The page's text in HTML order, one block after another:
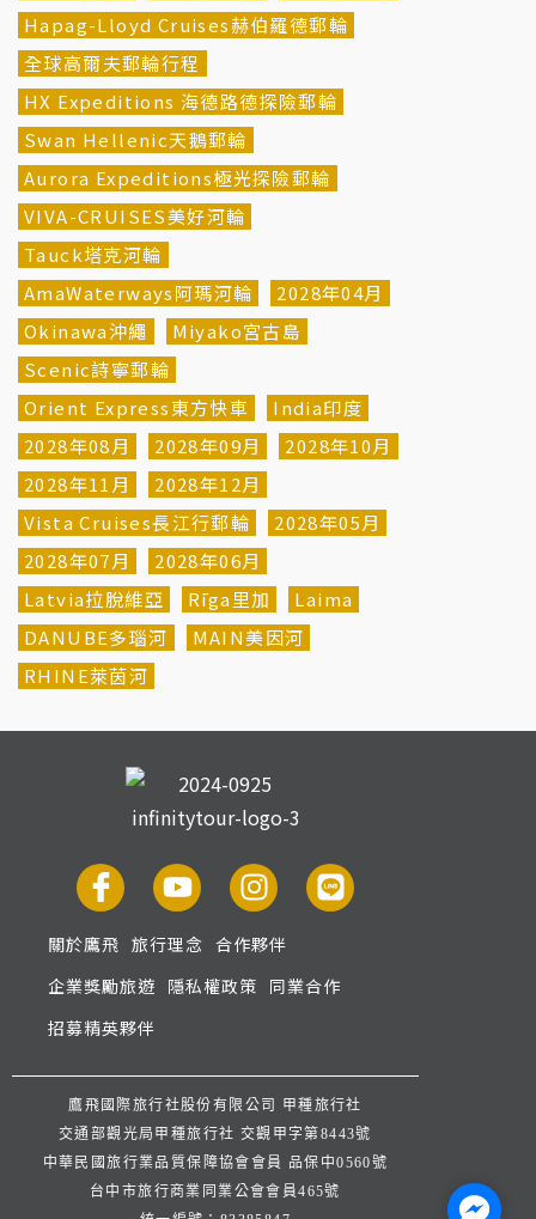
Hapag-Lloyd Cruises赫伯羅德郵輪
全球高爾夫郵輪行程
HX Expeditions 海德路德探險郵輪
Swan Hellenic天鵝郵輪
Aurora Expeditions極光探險郵輪
VIVA-CRUISES美好河輪
Tauck塔克河輪
AmaWaterways阿瑪河輪
2028年04月
Okinawa沖繩
Miyako宮古島
Scenic詩寧郵輪
Orient Express東方快車
India印度
2028年08月
2028年09月
2028年10月
2028年11月
2028年12月
Vista Cruises長江行郵輪
2028年05月
2028年07月
2028年06月
Latvia拉脫維亞
Rīga里加
Laima
DANUBE多瑙河
MAIN美因河
RHINE萊茵河
關於鷹飛 旅行理念 合作夥伴
企業獎勵旅遊 隱私權政策 同業合作
招募精英夥伴
鷹飛國際旅行社股份有限公司 甲種旅行社
交通部觀光局甲種旅行社 交觀甲字第8443號
中華民國旅行業品質保障協會會員 品保中0560號
台中市旅行商業同業公會會員465號